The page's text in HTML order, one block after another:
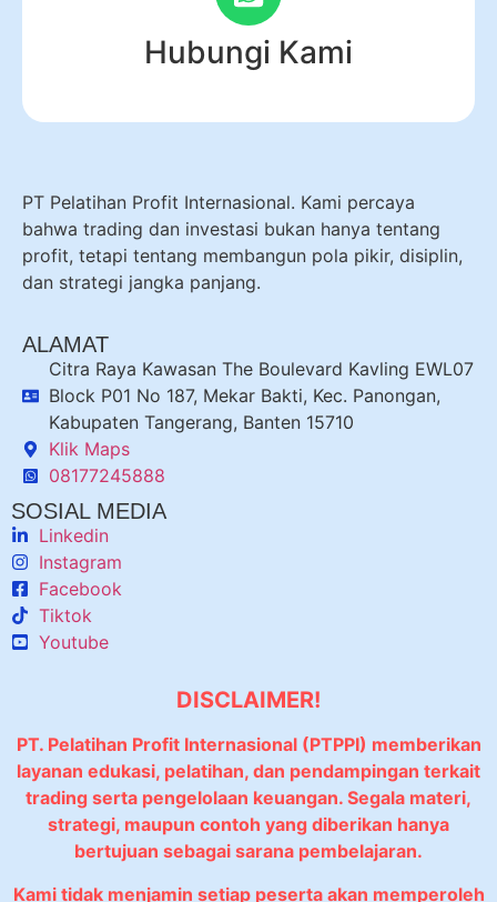
Hubungi Kami
PT Pelatihan Profit Internasional. Kami percaya
bahwa trading dan investasi bukan hanya tentang
profit, tetapi tentang membangun pola pikir, disiplin,
dan strategi jangka panjang.
ALAMAT
Citra Raya Kawasan The Boulevard Kavling EWL07
Block P01 No 187, Mekar Bakti, Kec. Panongan,
Kabupaten Tangerang, Banten 15710
Klik Maps
08177245888
SOSIAL MEDIA
Linkedin
Instagram
Facebook
Tiktok
Youtube
DISCLAIMER!
PT. Pelatihan Profit Internasional (PTPPI) memberikan
layanan edukasi, pelatihan, dan pendampingan terkait
trading serta pengelolaan keuangan. Segala materi,
strategi, maupun contoh yang diberikan hanya
bertujuan sebagai sarana pembelajaran.
Kami tidak menjamin setiap peserta akan memperoleh